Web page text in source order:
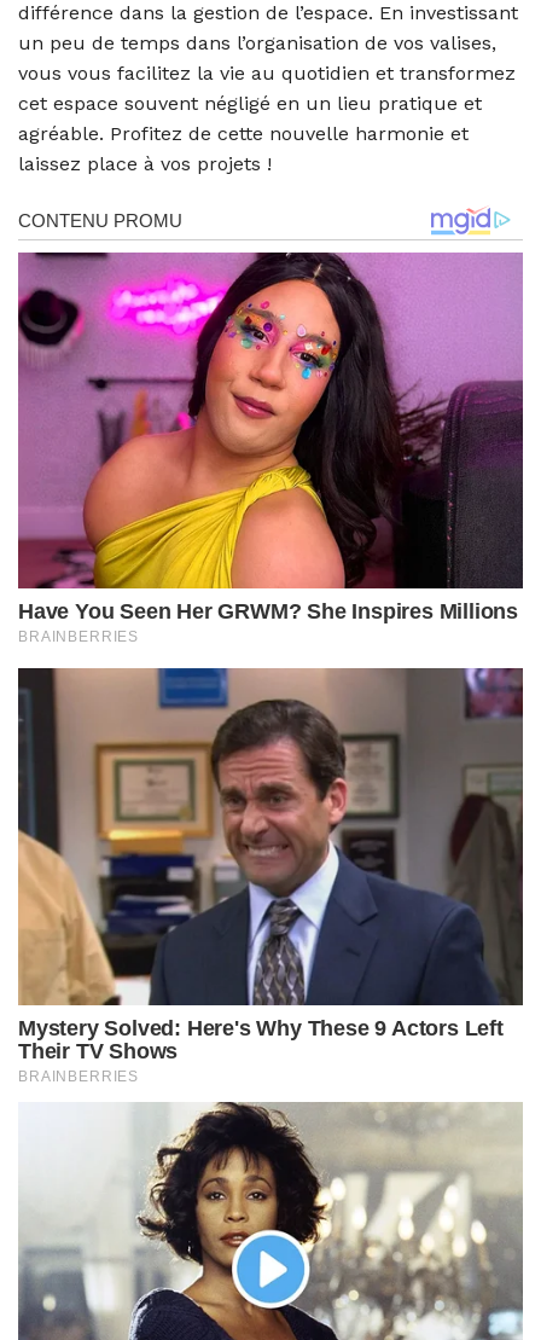
différence dans la gestion de l’espace. En investissant
un peu de temps dans l’organisation de vos valises,
vous vous facilitez la vie au quotidien et transformez
cet espace souvent négligé en un lieu pratique et
agréable. Profitez de cette nouvelle harmonie et
laissez place à vos projets !